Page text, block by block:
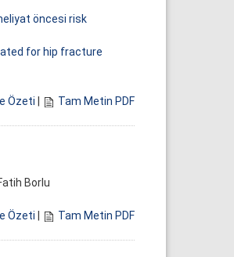
öncesi risk
for hip fracture
Özeti
Tam Metin PDF
Borlu
Özeti
Tam Metin PDF